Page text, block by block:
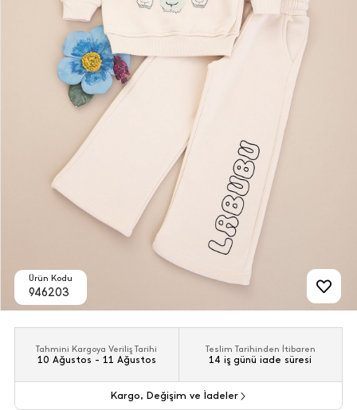
Ürün Kodu
946203
Tahmini Kargoya Veriliş Tarihi
10 Ağustos - 11 Ağustos
Teslim Tarihinden İtibaren
14 iş günü iade süresi
Kargo, Değişim ve İadeler